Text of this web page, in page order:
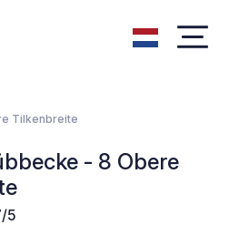
Tilkenbreite
- 8 Obere
5